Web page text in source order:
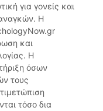
για γονείς και
Η
και
Η
όσων
τους
τόσο δια